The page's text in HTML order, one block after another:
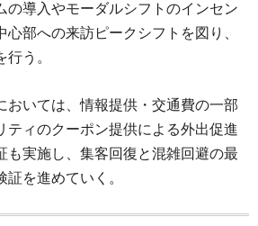
の導入やモーダルシフトのインセン
心部への来訪ピークシフトを図り、
う。
おいては、情報提供・交通費の一部
ティのクーポン提供による外出促進
も実施し、集客回復と混雑回避の最
を進めていく。